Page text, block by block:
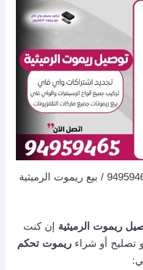
ريموت الرميثية إن كنت
تصليح أو شراءريموت تحكم